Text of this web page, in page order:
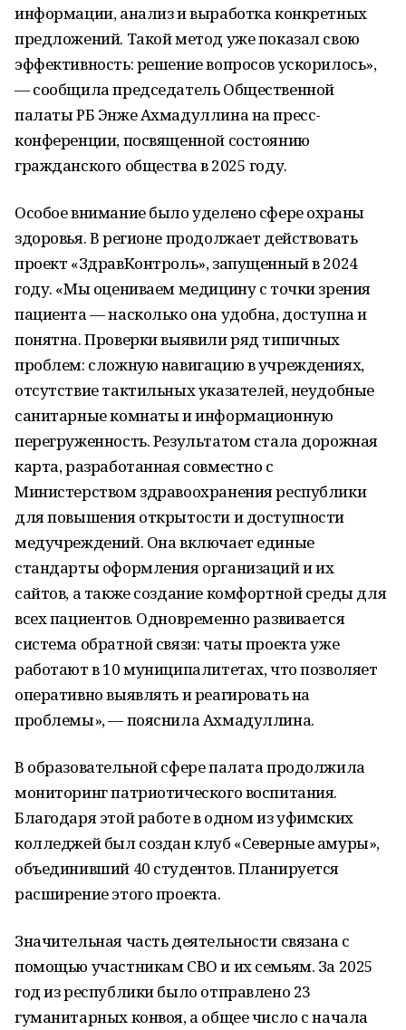
информации, анализ и выработка конкретных
предложений. Такой метод уже показал свою
эффективность: решение вопросов ускорилось»,
— сообщила председатель Общественной
палаты РБ Энже Ахмадуллина на пресс-
конференции, посвященной состоянию
гражданского общества в 2025 году.
Особое внимание было уделено сфере охраны
здоровья. В регионе продолжает действовать
проект «ЗдравКонтроль», запущенный в 2024
году. «Мы оцениваем медицину с точки зрения
пациента — насколько она удобна, доступна и
понятна. Проверки выявили ряд типичных
проблем: сложную навигацию в учреждениях,
отсутствие тактильных указателей, неудобные
санитарные комнаты и информационную
перегруженность. Результатом стала дорожная
карта, разработанная совместно с
Министерством здравоохранения республики
для повышения открытости и доступности
медучреждений. Она включает единые
стандарты оформления организаций и их
сайтов, а также создание комфортной среды для
всех пациентов. Одновременно развивается
система обратной связи: чаты проекта уже
работают в 10 муниципалитетах, что позволяет
оперативно выявлять и реагировать на
проблемы», — пояснила Ахмадуллина.
В образовательной сфере палата продолжила
мониторинг патриотического воспитания.
Благодаря этой работе в одном из уфимских
колледжей был создан клуб «Северные амуры»,
объединивший 40 студентов. Планируется
расширение этого проекта.
Значительная часть деятельности связана с
помощью участникам СВО и их семьям. За 2025
год из республики было отправлено 23
гуманитарных конвоя, а общее число с начала